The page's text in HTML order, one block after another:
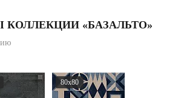
КОЛЛЕКЦИИ «БАЗАЛЬТО»
80x80